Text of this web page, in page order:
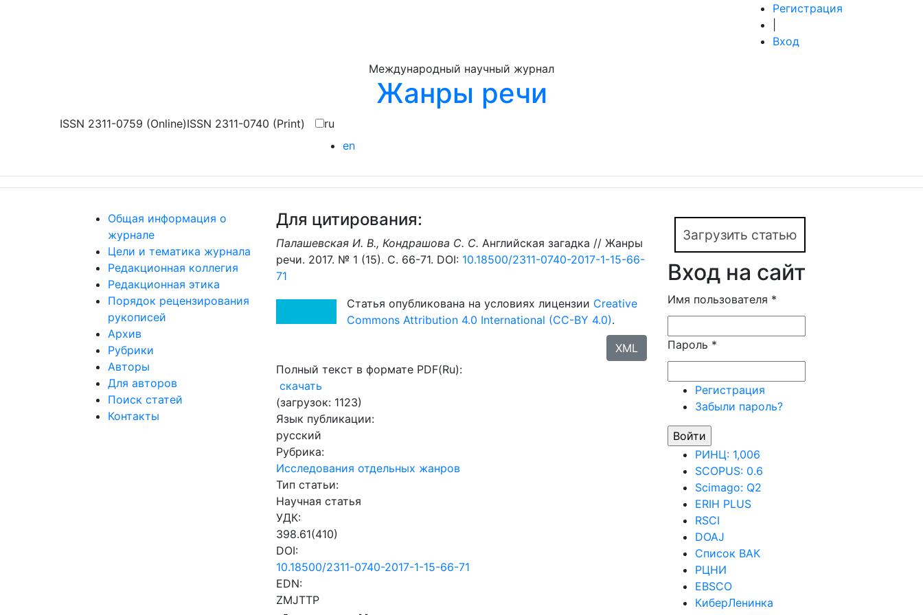
Регистрация
Вход
Международный научный журнал
Жанры речи
ISSN 2311-0759 (Online)ISSN 2311-0740 (Print)
ru
en
Общая информация о
журнале
Цели и тематика журнала
Редакционная коллегия
Редакционная этика
Порядок рецензирования
рукописей
Архив
Рубрики
Авторы
Для авторов
Поиск статей
Контакты
Для цитирования:
Палашевская И. В., Кондрашова С. С. Английская загадка // Жанры
речи. 2017. № 1 (15). С. 66-71. DOI: 10.18500/2311-0740-2017-1-15-66-
71
Статья опубликована на условиях лицензии Creative
Commons Attribution 4.0 International (CC-BY 4.0).
XML
Полный текст в формате PDF(Ru):
скачать
(загрузок: 1123)
Язык публикации:
русский
Рубрика:
Исследования отдельных жанров
Тип статьи:
Научная статья
УДК:
398.61(410)
DOI:
10.18500/2311-0740-2017-1-15-66-71
EDN:
ZMJTTP
Загрузить статью
Вход на сайт
Имя пользователя *
Пароль *
Регистрация
Забыли пароль?
РИНЦ: 1,006
SCOPUS: 0.6
Scimago: Q2
ERIH PLUS
RSCI
DOAJ
Список ВАК
РЦНИ
EBSCO
КиберЛенинка